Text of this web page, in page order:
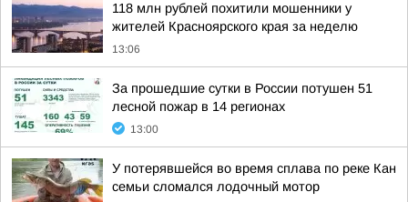
118 млн рублей похитили мошенники у
жителей Красноярского края за неделю
13:06
За прошедшие сутки в России потушен 51
лесной пожар в 14 регионах
13:00
У потерявшейся во время сплава по реке Кан
семьи сломался лодочный мотор